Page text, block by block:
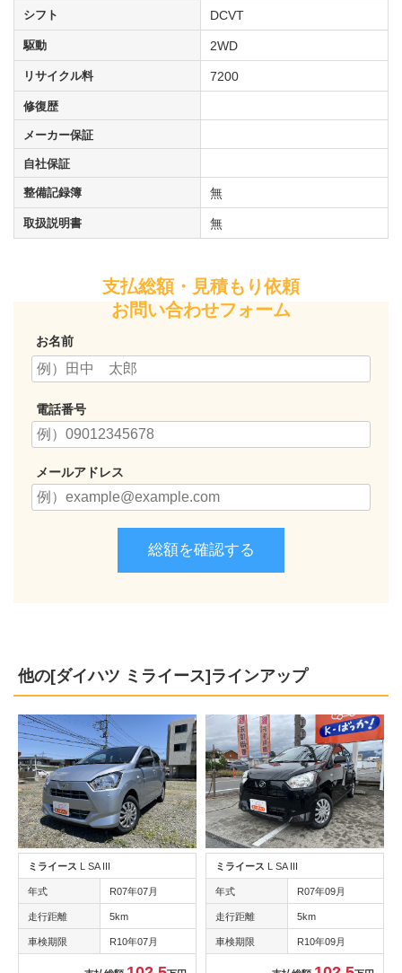
シフト DCVT
駆動 2WD
リサイクル料 7200
修復歴
メーカー保証
自社保証
整備記録簿 無
取扱説明書 無
支払総額・見積もり依頼
お問い合わせフォーム
お名前
電話番号
メールアドレス
他の[ダイハツ ミライース]ラインアップ
ミライース L SA III
年式 R07年07月
走行距離 5km
車検期限 R10年07月
ミライース L SA III
年式 R07年09月
走行距離 5km
車検期限 R10年09月